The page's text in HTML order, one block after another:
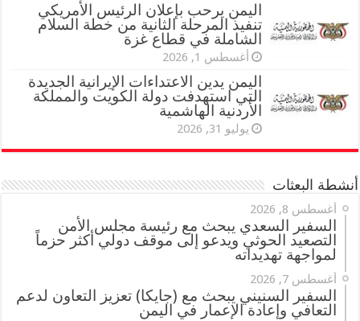
اليمن يرحب بإعلان الرئيس الأمريكي
تنفيذ المرحلة الثانية من خطة السلام
الشاملة في قطاع غزة
أغسطس 1, 2026
اليمن يدين الاعتداءات الإيرانية الجديدة
التي استهدفت دولة الكويت والمملكة
الأردنية الهاشمية
يوليو 31, 2026
أنشطة البعثات
أغسطس 8, 2026
السفير السعدي يبحث مع رئيسة مجلس الأمن
التصعيد الحوثي ويدعو إلى موقف دولي أكثر حزماً
لمواجهة تهديداته
أغسطس 7, 2026
السفير السنيني يبحث مع (جايكا) تعزيز التعاون لدعم
التعافي وإعادة الإعمار في اليمن